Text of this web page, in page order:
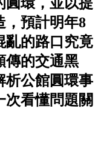
，預計明年8
亂的路口究竟
傳的交通黑
析公館圓環事
次看懂問題關